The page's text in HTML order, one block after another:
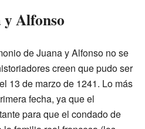
Alfonso
de Juana y Alfonso no se
creen que pudo ser
13 de marzo de 1241. Lo más
fecha, ya que el
para que el condado de